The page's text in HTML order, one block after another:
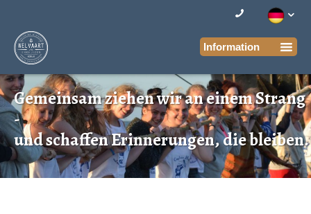
Gemeinsam ziehen wir an einem Strang
-
und schaffen Erinnerungen, die bleiben.